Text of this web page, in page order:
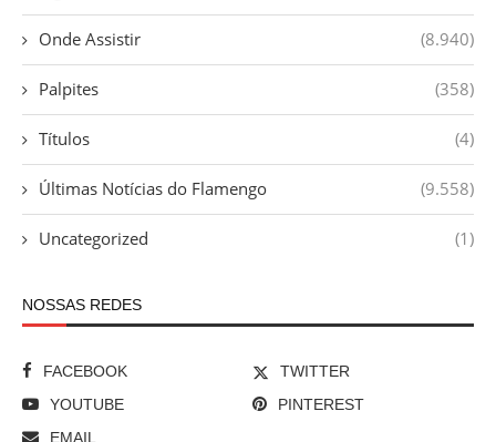
Onde Assistir (8.940)
Palpites (358)
Títulos (4)
Últimas Notícias do Flamengo (9.558)
Uncategorized (1)
NOSSAS REDES
FACEBOOK
TWITTER
YOUTUBE
PINTEREST
EMAIL